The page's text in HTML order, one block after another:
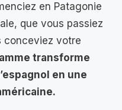
en Patagonie
que vous passiez
conceviez votre
transforme
en une